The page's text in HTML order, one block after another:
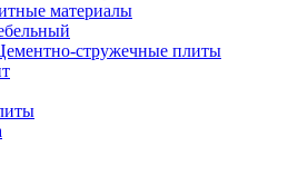
материалы
стружечные плиты